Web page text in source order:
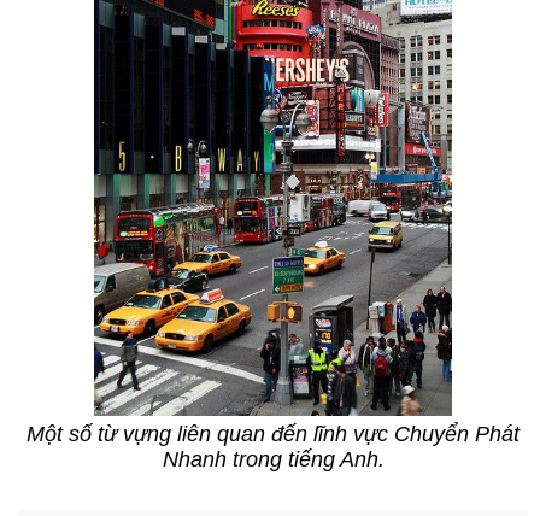
Một số từ vựng liên quan đến lĩnh vực Chuyển Phát
Nhanh trong tiếng Anh.